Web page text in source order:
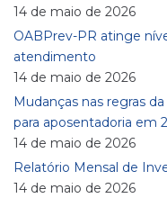
14 de maio de 2026
OABPrev-PR atinge
atendimento
14 de maio de 2026
Mudanças nas regras
para aposentadoria em
14 de maio de 2026
Relatório Mensal de
14 de maio de 2026